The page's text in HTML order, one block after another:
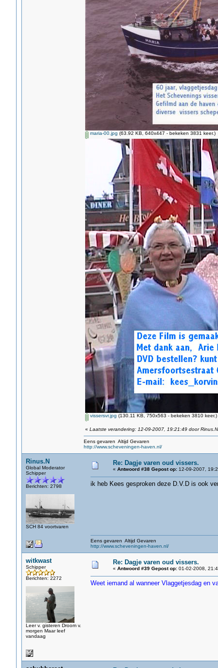
maria-00.jpg (63.92 KB, 640x447 - bekeken 3831 keer.)
vissersvr.jpg (130.11 KB, 750x563 - bekeken 3810 keer.)
« Laatste verandering: 12-09-2007, 19:21:49 door Rinus.N
Eens gevaren Altijd Gevaren
http://www.scheveningen-haven.nl/
Rinus.N
Global Moderator
Schipper
Berichten: 2798
SCH 84 voortvaren
Re: Dagje varen oud vissers.
« Antwoord #38 Gepost op:12-09-2007,
ik heb Kees gesproken deze D.V.D is ook
Eens gevaren Altijd Gevaren
http://www.scheveningen-haven.nl/
witkwast
Schipper
Berichten: 2272
Leer v. gisteren Droom v.
morgen Maar leef
vandaag
Re: Dagje varen oud vissers.
« Antwoord #39 Gepost op:01-02-2008,
Weet iemand al wanneer Vlaggetjesdag en